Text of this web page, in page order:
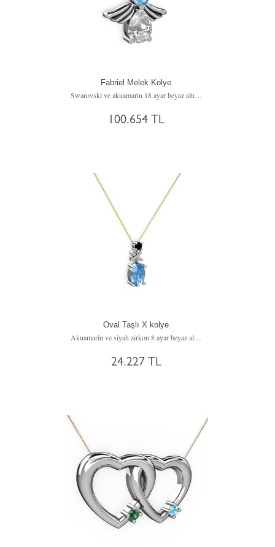
Fabriel Melek Kolye
100.654 TL
Oval Taşlı X kolye
Akuamarin ve siyah zirkon 8 ayar beyaz altın kolye (40 cm altın rolo zincir)
24.227 TL